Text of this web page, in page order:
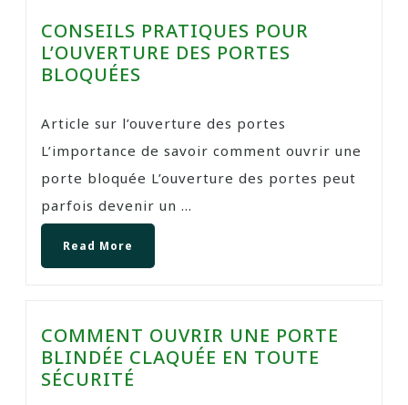
CONSEILS PRATIQUES POUR
L’OUVERTURE DES PORTES
BLOQUÉES
Article sur l’ouverture des portes
L’importance de savoir comment ouvrir une
porte bloquée L’ouverture des portes peut
parfois devenir un ...
Read More
COMMENT OUVRIR UNE PORTE
BLINDÉE CLAQUÉE EN TOUTE
SÉCURITÉ